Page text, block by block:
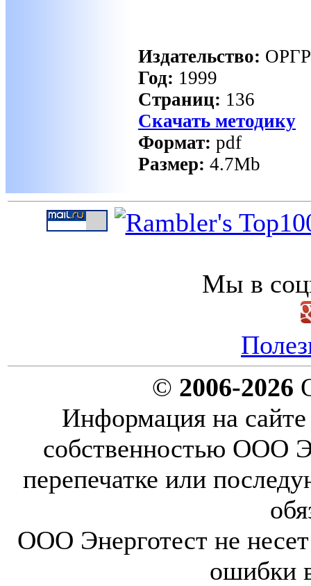
Издательство:
Год: 1999
Cтраниц: 136
Скачать методику
Формат: pdf
Размер: 4.7Mb
Мы в
© 2006-2026
Информация на сайте
собственностью ООО
перепечатке или
ООО Энерготест не несет
ошибки